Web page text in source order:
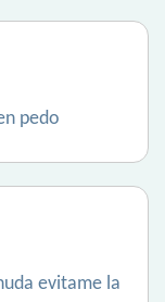
pedo
evitame la